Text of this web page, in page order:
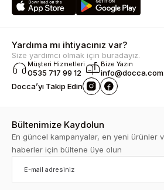
Yardıma mı ihtiyacınız var?
Size yardımcı olmak için buradayız.
Müşteri Hizmetleri
0535 717 99 12
Bize Yazın
Docca’yı Takip Edin
Bültenimize Kaydolun
En güncel kampanyalar, en yeni ürünler
haberler için bültene üye olun